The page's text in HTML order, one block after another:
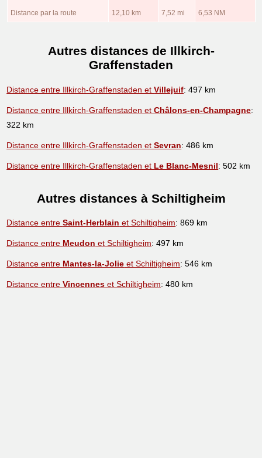
Distance par la route 12,10 km 7,52 mi 6,53 NM
Autres distances de Illkirch-
Graffenstaden
Distance entre Illkirch-Graffenstaden etVillejuif: 497 km
Distance entre Illkirch-Graffenstaden etChâlons-en-Champagne:
322 km
Distance entre Illkirch-Graffenstaden etSevran: 486 km
Distance entre Illkirch-Graffenstaden et Le Blanc-Mesnil: 502 km
Autres distances à Schiltigheim
Distance entreSaint-Herblain et Schiltigheim: 869 km
Distance entre Meudon et Schiltigheim: 497 km
Distance entre Mantes-la-Jolie et Schiltigheim: 546 km
Distance entreVincennes et Schiltigheim: 480 km